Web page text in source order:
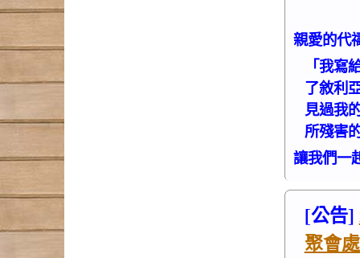
親愛的代
「我
了敘利
見過我
所殘害
讓我們一
[公告]
聚會